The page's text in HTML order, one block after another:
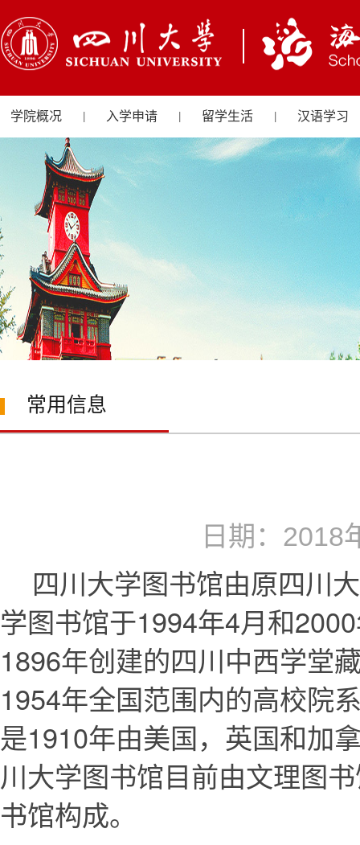
学院概况 入学申请 留学生活 汉语学习
常用信息
日期：
四川大学图书馆由原四川
学图书馆于1994年4月和
1896年创建的四川中西学堂
1954年全国范围内的高校院
是1910年由美国，英国和加
川大学图书馆目前由文理图
书馆构成。